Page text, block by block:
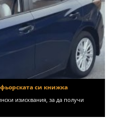
си книжка
изисквания, за да получи